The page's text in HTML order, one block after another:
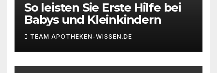
So leisten Sie Erste Hilfe bei
Babys und Kleinkindern
TEAM APOTHEKEN-WISSEN.DE